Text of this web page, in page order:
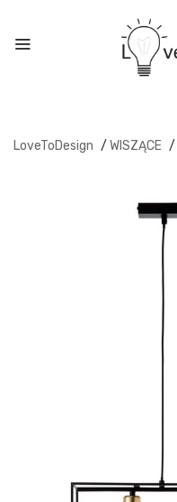
LoveToDesign / WISZĄCE /